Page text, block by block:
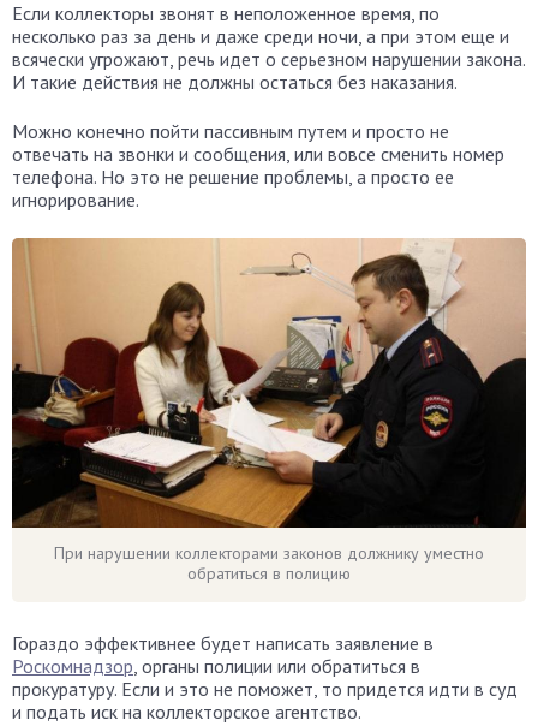
Если коллекторы звонят в неположенное время, по
несколько раз за день и даже среди ночи, а при этом еще и
всячески угрожают, речь идет о серьезном нарушении закона.
И такие действия не должны остаться без наказания.
Можно конечно пойти пассивным путем и просто не
отвечать на звонки и сообщения, или вовсе сменить номер
телефона. Но это не решение проблемы, а просто ее
игнорирование.
При нарушении коллекторами законов должнику уместно
обратиться в полицию
Гораздо эффективнее будет написать заявление в
Роскомнадзор , органы полиции или обратиться в
прокуратуру. Если и это не поможет, то придется идти в суд
и подать иск на коллекторское агентство.